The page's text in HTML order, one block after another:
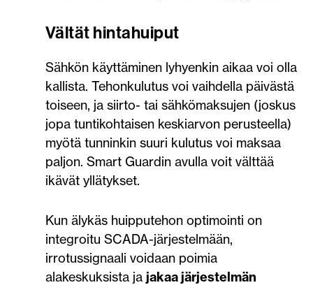
Vältät hintahuiput
Sähkön käyttäminen lyhyenkin aikaa voi olla
kallista. Tehonkulutus voi vaihdella päivästä
toiseen, ja siirto- tai sähkömaksujen (joskus
jopa tuntikohtaisen keskiarvon perusteella)
myötä tunninkin suuri kulutus voi maksaa
paljon. Smart Guardin avulla voit välttää
ikävät yllätykset.
Kun älykäs huipputehon optimointi on
integroitu SCADA-järjestelmään,
irrotussignaali voidaan poimia
alakeskuksista ja jakaa järjestelmän